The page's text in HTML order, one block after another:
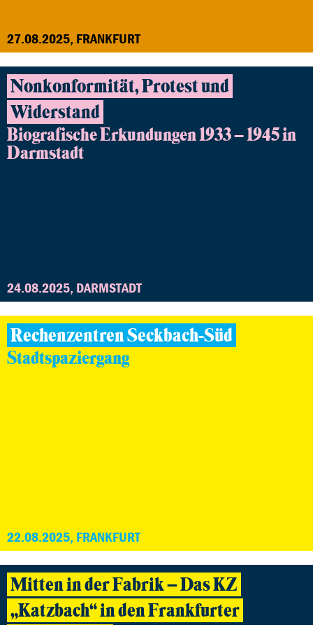
27.08.2025, FRANKFURT
Nonkonformität, Protest und
Widerstand
Biografische Erkundungen 1933 – 1945 in
Darmstadt
24.08.2025, DARMSTADT
Rechenzentren Seckbach-Süd
Stadtspaziergang
22.08.2025, FRANKFURT
Mitten in der Fabrik – Das KZ
„Katzbach“ in den Frankfurter